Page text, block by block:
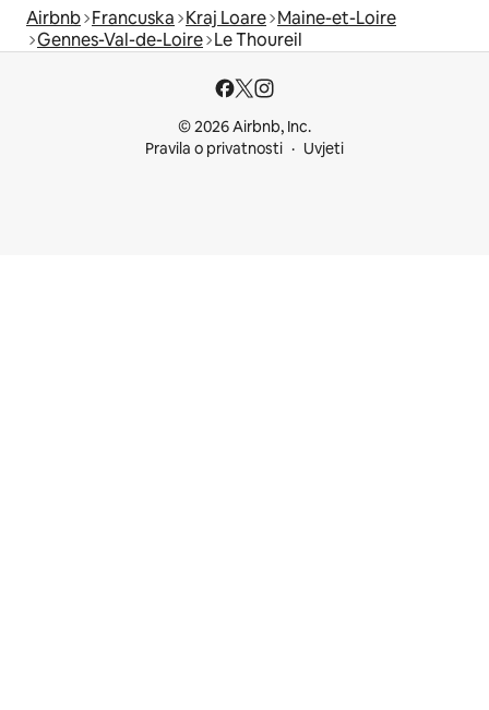
Airbnb Francuska Kraj Loare Maine-et-Loire
Gennes-Val-de-Loire Le Thoureil
© 2026 Airbnb, Inc.
Pravila o privatnosti
Uvjeti